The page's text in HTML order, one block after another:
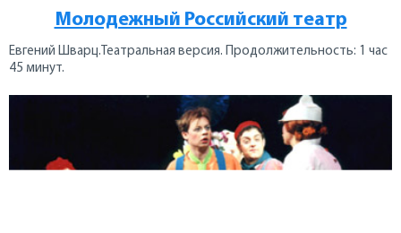
Молодежный Российский театр
Евгений Шварц.Театральная версия. Продолжительность: 1 час
45 минут.